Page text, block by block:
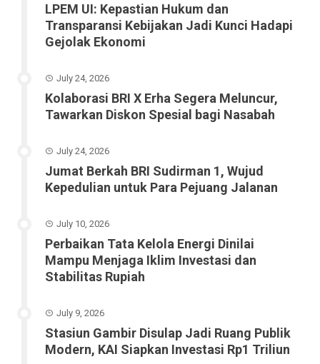
LPEM UI: Kepastian Hukum dan
Transparansi Kebijakan Jadi Kunci Hadapi
Gejolak Ekonomi
July 24, 2026
Kolaborasi BRI X Erha Segera Meluncur,
Tawarkan Diskon Spesial bagi Nasabah
July 24, 2026
Jumat Berkah BRI Sudirman 1, Wujud
Kepedulian untuk Para Pejuang Jalanan
July 10, 2026
Perbaikan Tata Kelola Energi Dinilai
Mampu Menjaga Iklim Investasi dan
Stabilitas Rupiah
July 9, 2026
Stasiun Gambir Disulap Jadi Ruang Publik
Modern, KAI Siapkan Investasi Rp1 Triliun